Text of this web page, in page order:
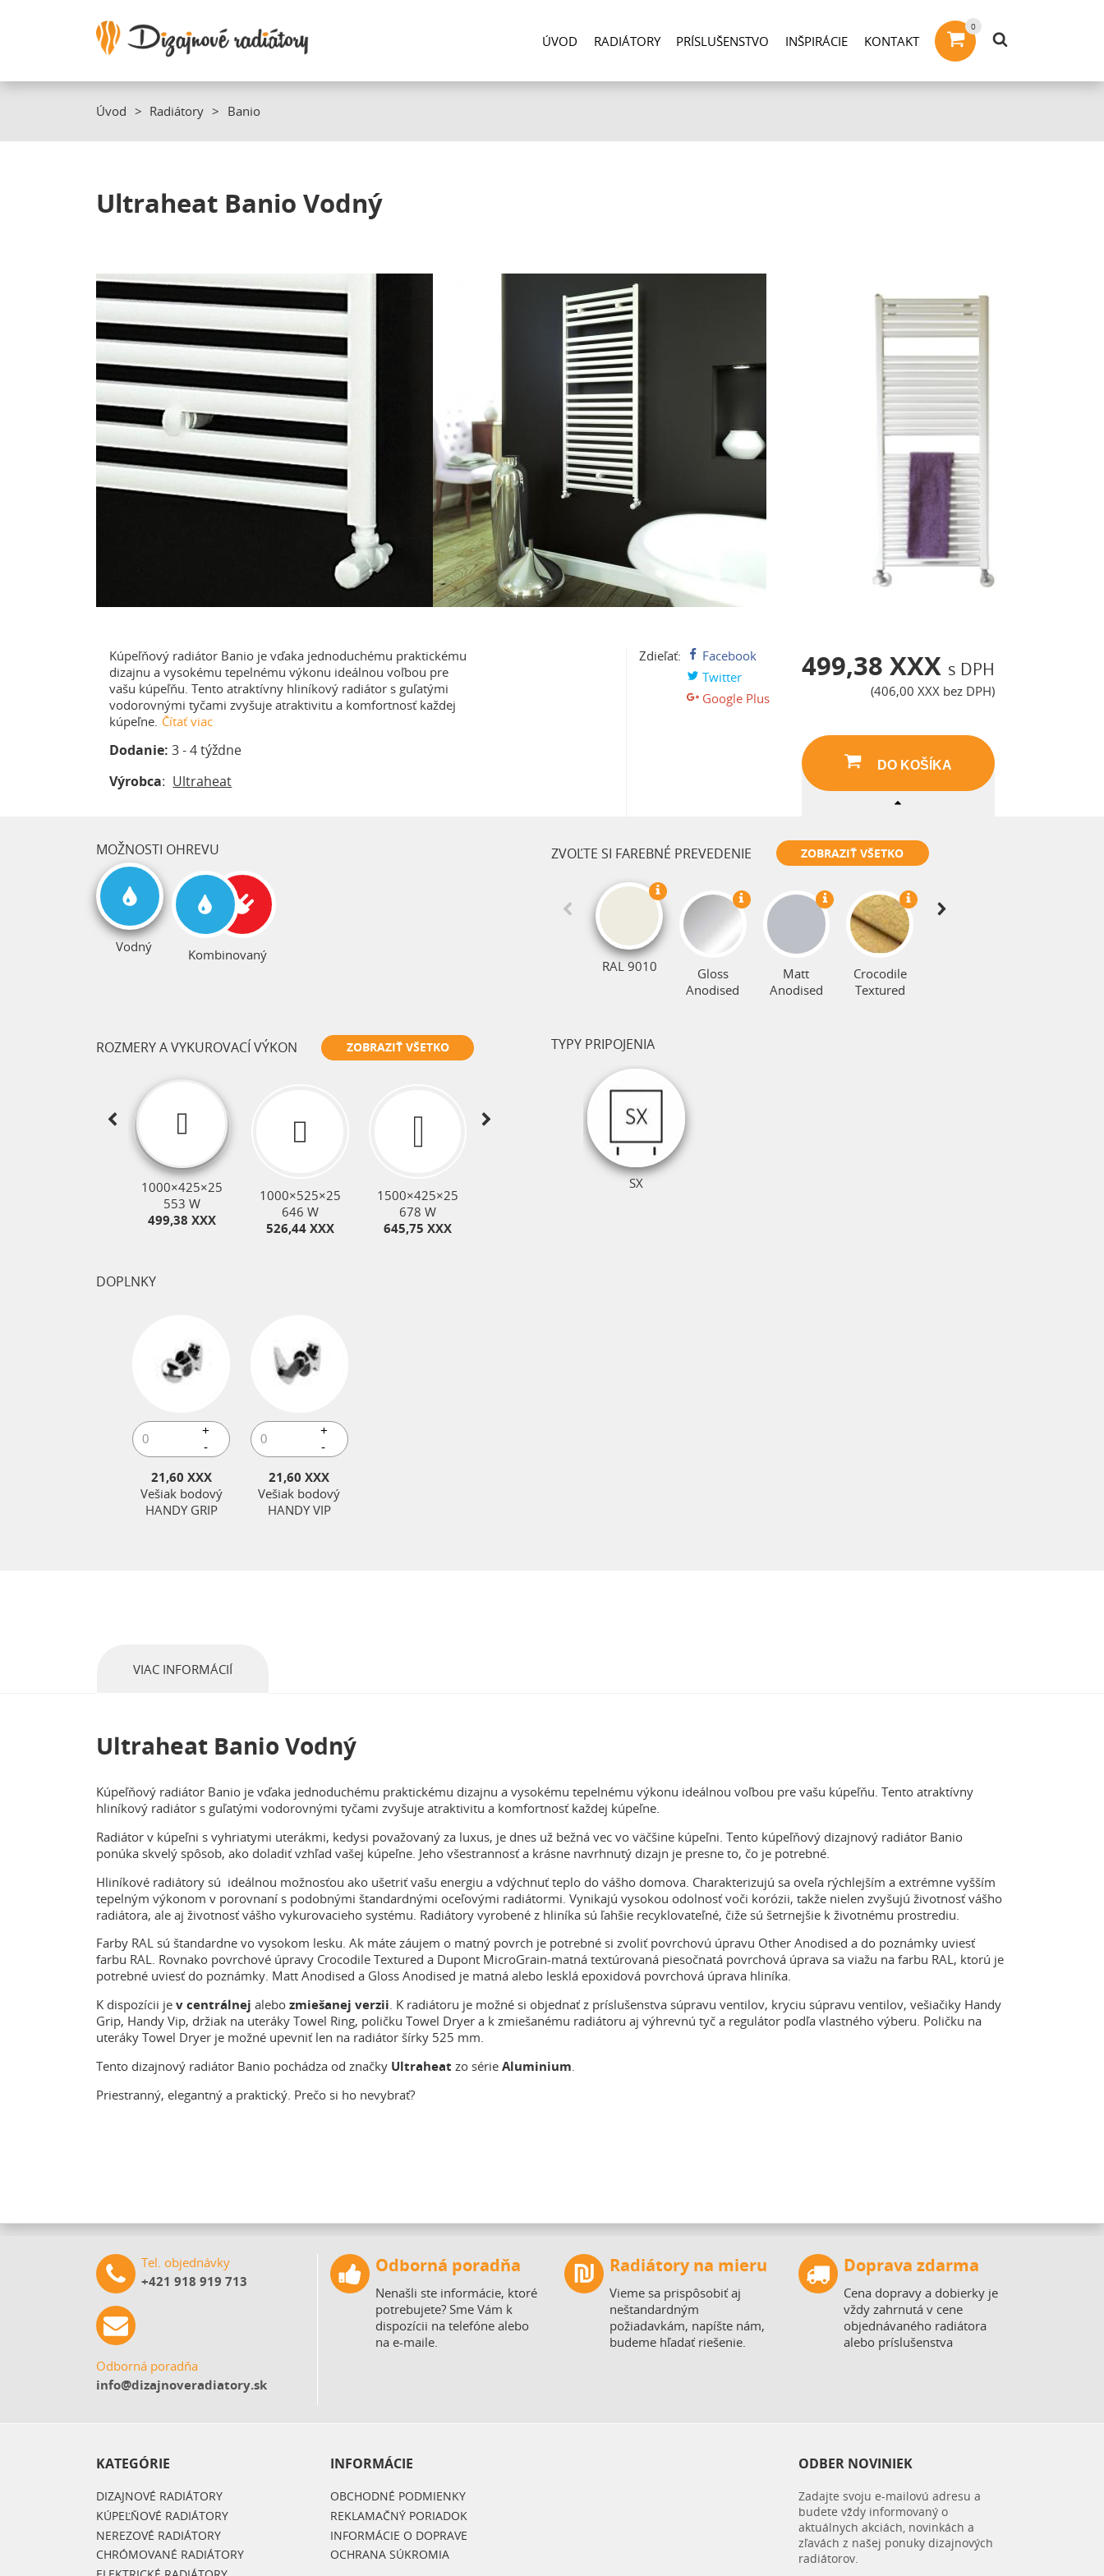
Ultraheat Banio Vodný
Kúpeľňový radiátor Banio je vďaka jednoduchému praktickému
dizajnu a vysokému tepelnému výkonu ideálnou voľbou pre
vašu kúpeľňu. Tento atraktívny hliníkový radiátor s guľatými
vodorovnými tyčami zvyšuje atraktivitu a komfortnosť každej
kúpeľne. Čítať viac
Dodanie: 3 - 4 týždne
Výrobca: Ultraheat
Zdieľať:
Facebook
Twitter
Google Plus
499,38 XXX s DPH
(406,00 XXX bez DPH)
DO KOŠÍKA
MOŽNOSTI OHREVU
Vodný Kombinovaný
ZVOĽTE SI FAREBNÉ PREVEDENIE ZOBRAZIŤ VŠETKO
RAL 9010
Gloss
Anodised
Matt
Anodised
Crocodile
Textured
ROZMERY A VYKUROVACÍ VÝKON ZOBRAZIŤ VŠETKO
1000×425×25
553 W
499,38 XXX
1000×525×25
646 W
526,44 XXX
1500×425×25
678 W
645,75 XXX
TYPY PRIPOJENIA
SX
DOPLNKY
21,60 XXX
Vešiak bodový
HANDY GRIP
21,60 XXX
Vešiak bodový
HANDY VIP
VIAC INFORMÁCIÍ
Ultraheat Banio Vodný
Kúpeľňový radiátor Banio je vďaka jednoduchému praktickému dizajnu a vysokému tepelnému výkonu ideálnou voľbou pre vašu kúpeľňu. Tento atraktívny
hliníkový radiátor s guľatými vodorovnými tyčami zvyšuje atraktivitu a komfortnosť každej kúpeľne.
Radiátor v kúpeľni s vyhriatymi uterákmi, kedysi považovaný za luxus, je dnes už bežná vec vo väčšine kúpeľni. Tento kúpeľňový dizajnový radiátor Banio
ponúka skvelý spôsob, ako doladiť vzhľad vašej kúpeľne. Jeho všestrannosť a krásne navrhnutý dizajn je presne to, čo je potrebné.
Hliníkové radiátory sú ideálnou možnosťou ako ušetriť vašu energiu a vdýchnuť teplo do vášho domova. Charakterizujú sa oveľa rýchlejším a extrémne vyšším
tepelným výkonom v porovnaní s podobnými štandardnými oceľovými radiátormi. Vynikajú vysokou odolnosť voči korózii, takže nielen zvyšujú životnosť vášho
radiátora, ale aj životnosť vášho vykurovacieho systému. Radiátory vyrobené z hliníka sú ľahšie recyklovateľné, čiže sú šetrnejšie k životnému prostrediu.
Farby RAL sú štandardne vo vysokom lesku. Ak máte záujem o matný povrch je potrebné si zvoliť povrchovú úpravu Other Anodised a do poznámky uviesť
farbu RAL. Rovnako povrchové úpravy Crocodile Textured a Dupont MicroGrain-matná textúrovaná piesočnatá povrchová úprava sa viažu na farbu RAL, ktorú je
potrebné uviesť do poznámky. Matt Anodised a Gloss Anodised je matná alebo lesklá epoxidová povrchová úprava hliníka.
K dispozícii je v centrálnej alebozmiešanej verzii. K radiátoru je možné si objednať z príslušenstva súpravu ventilov, kryciu súpravu ventilov, vešiačiky Handy
Grip, Handy Vip, držiak na uteráky Towel Ring, poličku Towel Dryer a k zmiešanému radiátoru aj výhrevnú tyč a regulátor podľa vlastného výberu. Poličku na
uteráky Towel Dryer je možné upevniť len na radiátor šírky 525 mm.
Tento dizajnový radiátor Banio pochádza od značky Ultraheat zo série Aluminium
Priestranný, elegantný a praktický. Prečo si ho nevybrať?
Úvod Radiátory Banio
ÚVOD RADIÁTORY PRÍSLUŠENSTVO INŠPIRÁCIE KONTAKT
Tel. objednávky
+421 918 919 713
Odborná poradňa
info@dizajnoveradiatory.sk
Odborná poradňa
Nenašli ste informácie, ktoré
potrebujete? Sme Vám k
dispozícii na telefóne alebo
na e-maile.
Radiátory na mieru
Vieme sa prispôsobiť aj
neštandardným
požiadavkám, napíšte nám,
budeme hľadať riešenie.
Doprava zdarma
Cena dopravy a dobierky je
vždy zahrnutá v cene
objednávaného radiátora
alebo príslušenstva
KATEGÓRIE
DIZAJNOVÉ RADIÁTORY
KÚPEĽŇOVÉ RADIÁTORY
NEREZOVÉ RADIÁTORY
CHRÓMOVANÉ RADIÁTORY
INFORMÁCIE
OBCHODNÉ PODMIENKY
REKLAMAČNÝ PORIADOK
INFORMÁCIE O DOPRAVE
OCHRANA SÚKROMIA
ODBER NOVINIEK
Zadajte svoju e-mailovú adresu a
budete vždy informovaný o
aktuálnych akciách, novinkách a
zľavách z našej ponuky dizajnových
radiátorov.